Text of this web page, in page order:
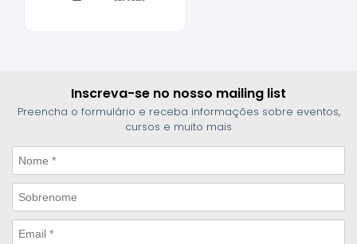
Inscreva-se no nosso mailing list
Preencha o formulário e receba informações sobre eventos,
cursos e muito mais